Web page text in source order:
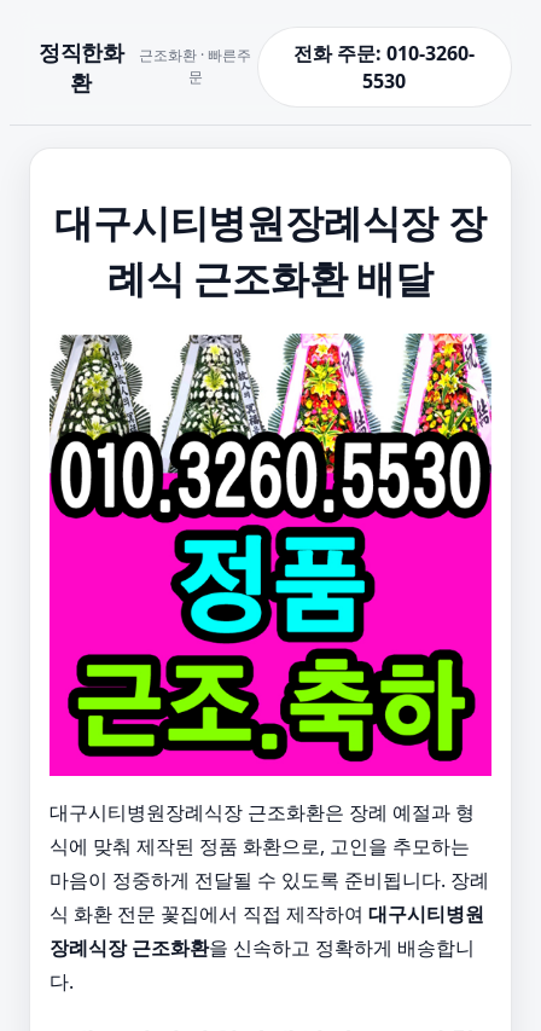
정직한화
환
근조화환 · 빠른주
문
전화 주문: 010-3260-
5530
대구시티병원장례식장 장
례식 근조화환 배달
대구시티병원장례식장 근조화환은 장례 예절과 형
식에 맞춰 제작된 정품 화환으로, 고인을 추모하는
마음이 정중하게 전달될 수 있도록 준비됩니다. 장례
식 화환 전문 꽃집에서 직접 제작하여 대구시티병원
장례식장 근조화환을 신속하고 정확하게 배송합니
다.